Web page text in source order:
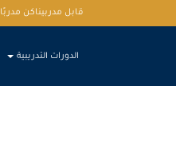
قابل مدربيناكن مدربًا
الدورات التدريبية